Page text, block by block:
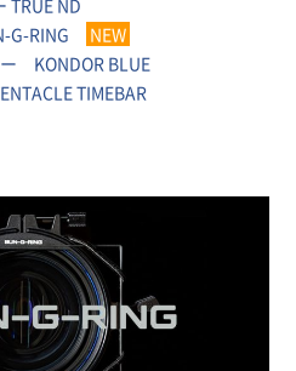
TRUE ND
G-RING
NEW
KONDOR BLUE
TIMEBAR